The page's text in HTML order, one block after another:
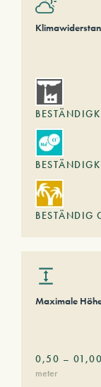
BESTÄNDIG
Maximale
0,50 – 01,00
meter